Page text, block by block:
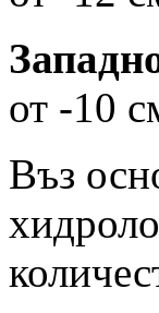
от -10
Въз